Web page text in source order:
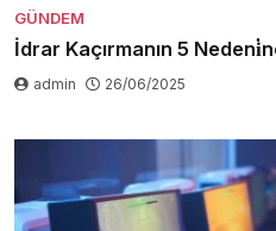
GÜNDEM
İdrar Kaçırmanın 5
admin 26/06/2025